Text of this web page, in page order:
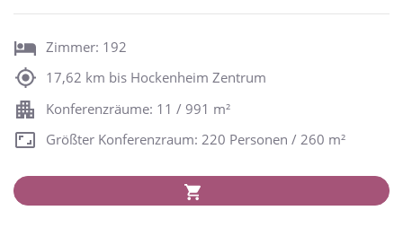
Zimmer: 192
17,62 km bis Hockenheim Zentrum
Konferenzräume: 11 / 991 m²
Größter Konferenzraum: 220 Personen / 260 m²